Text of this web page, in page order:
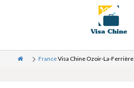
FranceVisa Chine Ozoir-La-Ferrière